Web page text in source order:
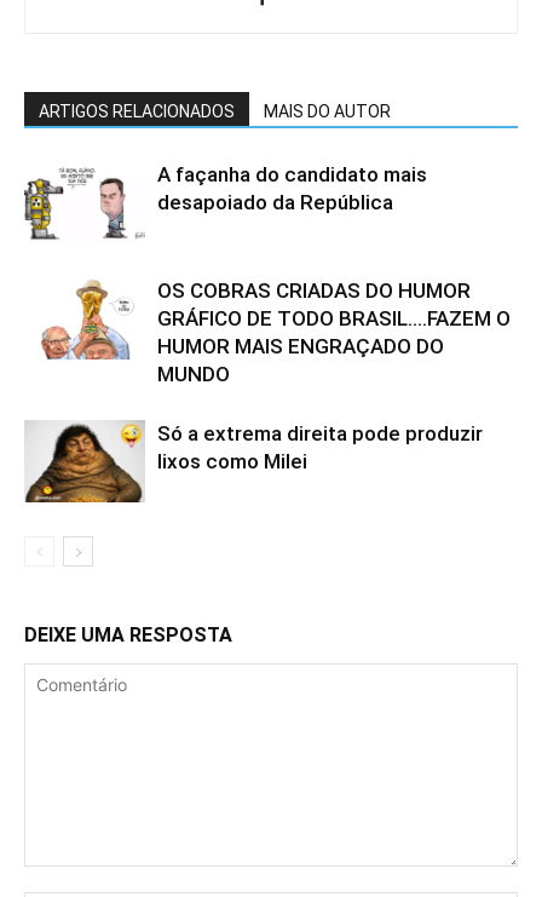
ARTIGOS RELACIONADOS MAIS DO AUTOR
A façanha do candidato mais
desapoiado da República
OS COBRAS CRIADAS DO HUMOR
GRÁFICO DE TODO BRASIL….FAZEM O
HUMOR MAIS ENGRAÇADO DO
MUNDO
Só a extrema direita pode produzir
lixos como Milei
DEIXE UMA RESPOSTA